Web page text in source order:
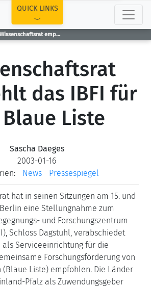
Wissenschaftsrat empfiehlt das IBFI für die Blaue Liste
QUICK LINKS
das IBFI für
Liste
Sascha Daeges
2003-01-16
News Pressespiegel
hat in seinen Sitzungen am 15. und
eine Stellungnahme zum
und Forschungszentrum
Schloss Dagstuhl, verabschiedet
als Serviceeinrichtung für die
Forschungsförderung von
(Blaue Liste) empfohlen. Die Länder
Pfalz als Zuwendungsgeber